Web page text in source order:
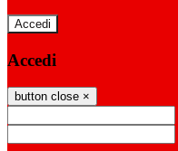
Accedi
Accedi
button close ×